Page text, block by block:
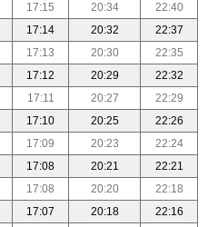
17:15 20:34
22:40
17:14 20:32
22:37
17:13 20:30
22:35
17:12 20:29
22:32
17:11 20:27
22:29
17:10 20:25
22:26
17:09 20:23
22:24
17:08 20:21
22:21
17:08 20:20
22:18
17:07 20:18
22:16